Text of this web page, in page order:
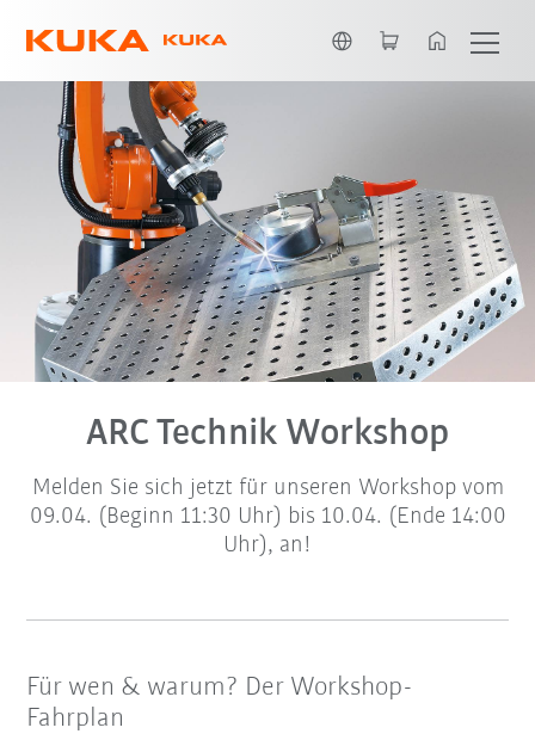
ARC Technik Workshop
Melden Sie sich jetzt für unseren Workshop vom
09.04. (Beginn 11:30 Uhr) bis 10.04. (Ende 14:00
Uhr), an!
Für wen & warum? Der Workshop-
Fahrplan